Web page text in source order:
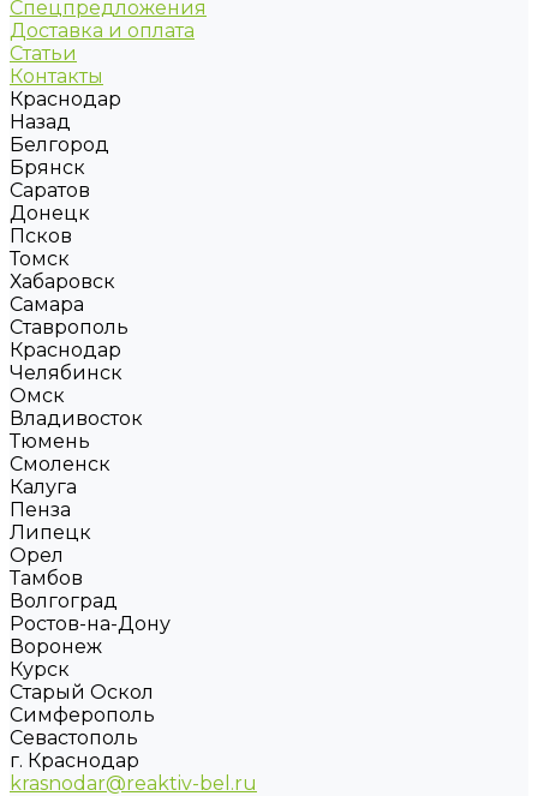
Спецпредложения
Доставка и оплата
Статьи
Контакты
Краснодар
Назад
Белгород
Брянск
Саратов
Донецк
Псков
Томск
Хабаровск
Самара
Ставрополь
Краснодар
Челябинск
Омск
Владивосток
Тюмень
Смоленск
Калуга
Пенза
Липецк
Орел
Тамбов
Волгоград
Ростов-на-Дону
Воронеж
Курск
Старый Оскол
Симферополь
Севастополь
г. Краснодар
krasnodar@reaktiv-bel.ru